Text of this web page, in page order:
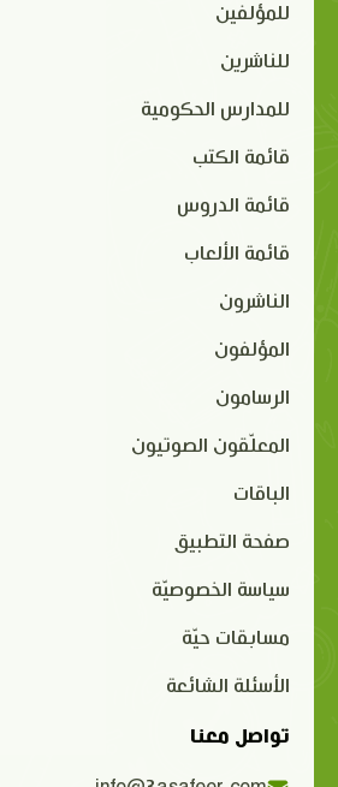
للمؤلفين
للناشرين
للمدارس الحكومية
قائمة الكتب
قائمة الدروس
قائمة الألعاب
الناشرون
المؤلفون
الرسامون
المعلّقون الصوتيون
الباقات
صفحة التطبيق
سياسة الخصوصيّة
مسابقات حيّة
الأسئلة الشائعة
تواصل معنا